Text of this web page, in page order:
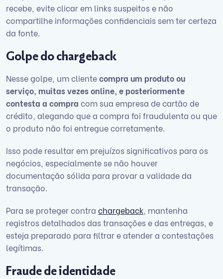
recebe, evite clicar em links suspeitos e não
compartilhe informações confidenciais sem ter certeza
da fonte.
Golpe do chargeback
Nesse golpe, um clientecompra um produto ou
serviço, muitas vezes online, e posteriormente
contesta a compra com sua empresa de cartão de
crédito, alegando que a compra foi fraudulenta ou que
o produto não foi entregue corretamente.
Isso pode resultar em prejuízos significativos para os
negócios, especialmente se não houver
documentação sólida para provar a validade da
transação.
Para se proteger contra chargeback , mantenha
registros detalhados das transações e das entregas, e
esteja preparado para filtrar e atender a contestações
legítimas.
Fraude de identidade